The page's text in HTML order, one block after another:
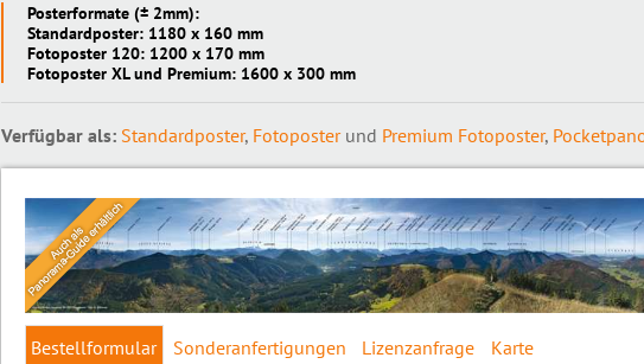
Posterformate (± 2mm):
Standardposter: 1180 x 160 mm
Fotoposter 120: 1200 x 170 mm
Fotoposter XL und Premium: 1600 x 300 mm
Verfügbar als: Standardposter, Fotoposterund Premium Fotoposter,
Bestellformular Sonderanfertigungen Lizenzanfrage Karte